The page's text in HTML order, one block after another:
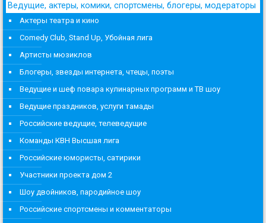
Ведущие, актеры, комики, спортсмены, блогеры, модераторы
Актеры театра и кино
Comedy Club, Stand Up, Убойная лига
Артисты мюзиклов
Блогеры, звезды интернета, чтецы, поэты
Ведущие и шеф повара кулинарных программ и ТВ шоу
Ведущие праздников, услуги тамады
Российские ведущие, телеведущие
Команды КВН Высшая лига
Российские юмористы, сатирики
Участники проекта дом 2
Шоу двойников, пародийное шоу
Российские спортсмены и комментаторы